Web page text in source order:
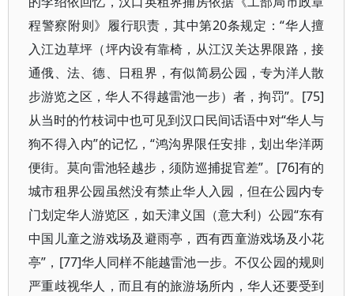
程警察附则》履行职责，其中第20条规定：“华人擅
入江边草坪（坪内设有靠椅，从江汉关达界限路，接
通俄、法、德、日租界，有似简易公园，专为洋人散
步游览之区，华人不得越雷池一步）者，拘罚”。[75]
从当时的竹枝词中也可见到汉口民间话语中对“华人与
狗不得入内”的记忆，“鸿沟界限任安排，划出华洋两
便街。莫向雷池轻越步，须防巡捕捉官差”。[76]有的
城市租界公园虽然没有禁止华人入园，但在公园内专
门划定华人游览区，如天津义国（意大利）公园“东有
中国儿童之游戏场及避雨亭，西有西童游戏场及小花
亭”，[77]华人同样不能越雷池一步。不仅公园的规则
严重歧视华人，而且有的旅游场所内，华人还要受到